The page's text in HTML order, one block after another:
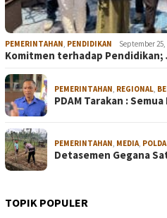
PEMERINTAHAN, PENDIDIKAN September 25,
Komitmen terhadap Pendidikan;
PEMERINTAHAN, REGIONAL,
PDAM Tarakan :
PEMERINTAHAN, MEDIA,
Detasemen Gegana
TOPIK POPULER